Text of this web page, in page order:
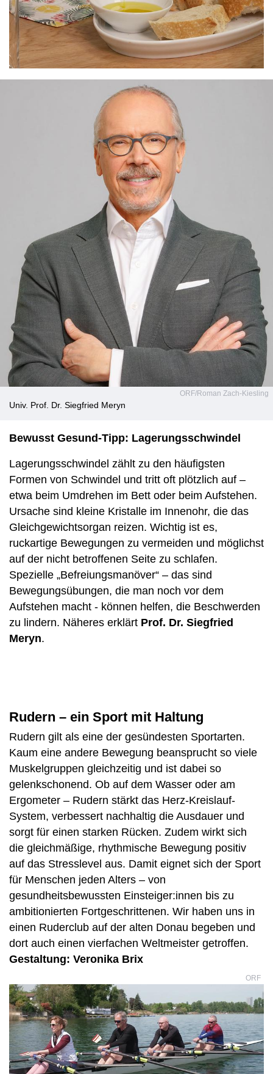
ORF/Roman Zach-Kiesling
Univ. Prof. Dr. Siegfried Meryn
Bewusst Gesund-Tipp: Lagerungsschwindel
Lagerungsschwindel zählt zu den häufigsten
Formen von Schwindel und tritt oft plötzlich auf –
etwa beim Umdrehen im Bett oder beim Aufstehen.
Ursache sind kleine Kristalle im Innenohr, die das
Gleichgewichtsorgan reizen. Wichtig ist es,
ruckartige Bewegungen zu vermeiden und möglichst
auf der nicht betroffenen Seite zu schlafen.
Spezielle „Befreiungsmanöver“ – das sind
Bewegungsübungen, die man noch vor dem
Aufstehen macht - können helfen, die Beschwerden
zu lindern. Näheres erklärt Prof. Dr. Siegfried
Meryn.
Rudern – ein Sport mit Haltung
Rudern gilt als eine der gesündesten Sportarten.
Kaum eine andere Bewegung beansprucht so viele
Muskelgruppen gleichzeitig und ist dabei so
gelenkschonend. Ob auf dem Wasser oder am
Ergometer – Rudern stärkt das Herz-Kreislauf-
System, verbessert nachhaltig die Ausdauer und
sorgt für einen starken Rücken. Zudem wirkt sich
die gleichmäßige, rhythmische Bewegung positiv
auf das Stresslevel aus. Damit eignet sich der Sport
für Menschen jeden Alters – von
gesundheitsbewussten Einsteiger:innen bis zu
ambitionierten Fortgeschrittenen. Wir haben uns in
einen Ruderclub auf der alten Donau begeben und
dort auch einen vierfachen Weltmeister getroffen.
Gestaltung: Veronika Brix
ORF